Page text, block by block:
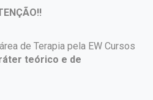
de Terapia pela EW Cursos
teórico e de